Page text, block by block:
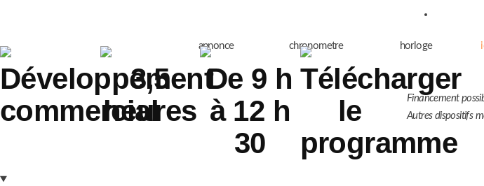
Développement
commercial
3,5
heures
De 9 h
à 12 h
30
Télécharger
le
programme
Financement
Autres dispositifs